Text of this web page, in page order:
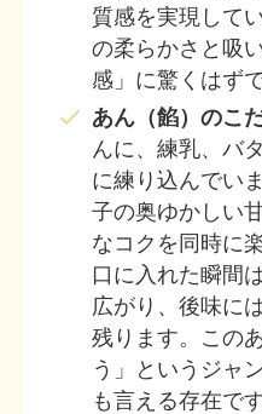
質感を実現して
の柔らかさと吸
感」に驚くはずで
あん（餡）のこ
んに、練乳、バ
に練り込んでい
子の奥ゆかしい
なコクを同時に
口に入れた瞬間
広がり、後味に
残ります。この
う」というジャ
も言える存在です